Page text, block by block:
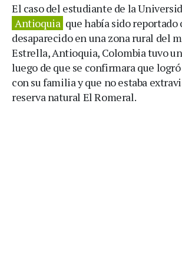
El caso del estudiante de la
Antioquia que había sido reportado
desaparecido en una zona rural del
Estrella, Antioquia, Colombia tuvo
luego de que se confirmara que
con su familia y que no estaba
reserva natural El Romeral.